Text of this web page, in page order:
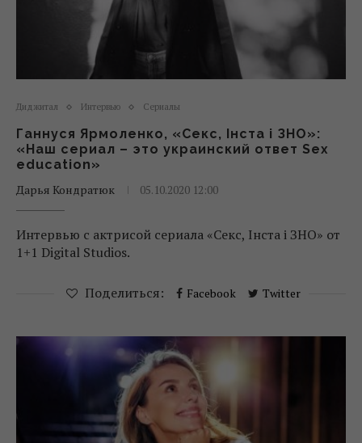
Диджитал Интервью Сериалы
Ганнуся Ярмоленко, «Секс, Інста і ЗНО»:
«Наш сериал – это украинский ответ Sex
education»
Дарья Кондратюк
05.10.2020 12:00
Интервью с актрисой сериала «Секс, Інста і ЗНО» от
1+1 Digital Studios.
Поделиться: Facebook Twitter